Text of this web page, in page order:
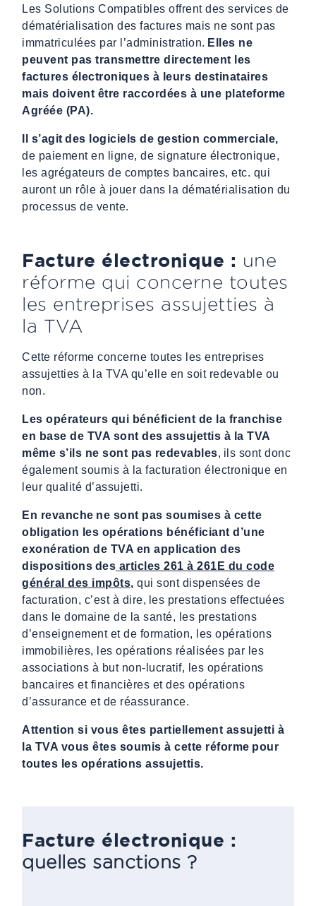
Les Solutions Compatibles offrent des services de
dématérialisation des factures mais ne sont pas
immatriculées par l’administration. Elles ne
peuvent pas transmettre directement les
factures électroniques à leurs destinataires
mais doivent être raccordées à une plateforme
Agréée (PA).
Il s’agit des logiciels de gestion commerciale,
de paiement en ligne, de signature électronique,
les agrégateurs de comptes bancaires, etc. qui
auront un rôle à jouer dans la dématérialisation du
processus de vente.
Facture électronique : une
réforme qui concerne toutes
les entreprises assujetties à
la TVA
Cette réforme concerne toutes les entreprises
assujetties à la TVA qu’elle en soit redevable ou
non.
Les opérateurs qui bénéficient de la franchise
en base de TVA sont des assujettis à la TVA
même s’ils ne sont pas redevables, ils sont donc
également soumis à la facturation électronique en
leur qualité d’assujetti.
En revanche ne sont pas soumises à cette
obligation les opérations bénéficiant d’une
exonération de TVA en application des
dispositions des articles 261 à 261E du code
général des impôts, qui sont dispensées de
facturation, c’est à dire, les prestations effectuées
dans le domaine de la santé, les prestations
d’enseignement et de formation, les opérations
immobilières, les opérations réalisées par les
associations à but non-lucratif, les opérations
bancaires et financières et des opérations
d’assurance et de réassurance.
Attention si vous êtes partiellement assujetti à
la TVA vous êtes soumis à cette réforme pour
toutes les opérations assujettis.
Facture électronique :
quelles sanctions ?